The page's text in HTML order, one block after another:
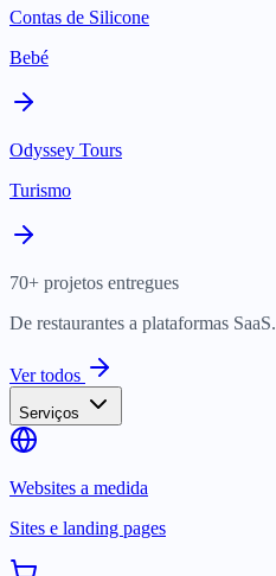
Contas de Silicone
Bebé
Odyssey Tours
Turismo
70+ projetos entregues
De restaurantes a plataformas SaaS.
Ver todos
Serviços
Websites a medida
Sites e landing pages